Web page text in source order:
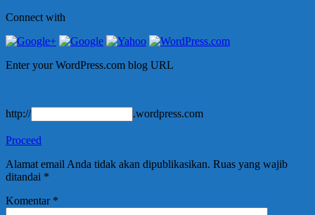
Connect with
Enter your WordPress.com blog URL
http:// .wordpress.com
Proceed
Alamat email Anda tidak akan dipublikasikan. Ruas yang wajib
ditandai *
Komentar *